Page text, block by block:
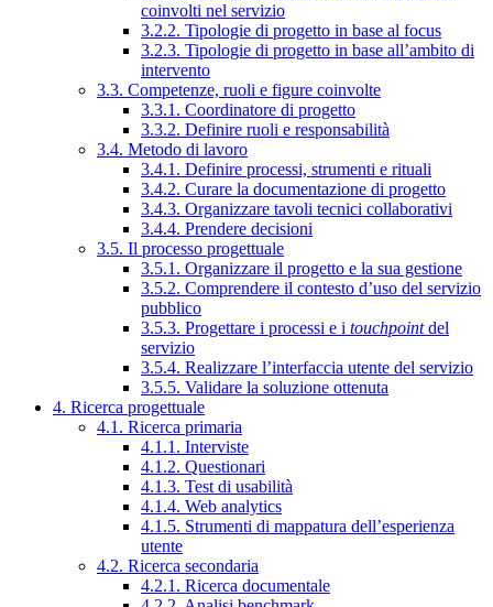
coinvolti nel servizio
3.2.2. Tipologie di progetto in base al focus
3.2.3. Tipologie di progetto in base all’ambito di
intervento
3.3. Competenze, ruoli e figure coinvolte
3.3.1. Coordinatore di progetto
3.3.2. Definire ruoli e responsabilità
3.4. Metodo di lavoro
3.4.1. Definire processi, strumenti e rituali
3.4.2. Curare la documentazione di progetto
3.4.3. Organizzare tavoli tecnici collaborativi
3.4.4. Prendere decisioni
3.5. Il processo progettuale
3.5.1. Organizzare il progetto e la sua gestione
3.5.2. Comprendere il contesto d’uso del servizio
pubblico
3.5.3. Progettare i processi e i touchpointdel
servizio
3.5.4. Realizzare l’interfaccia utente del servizio
3.5.5. Validare la soluzione ottenuta
4. Ricerca progettuale
4.1. Ricerca primaria
4.1.1. Interviste
4.1.2. Questionari
4.1.3. Test di usabilità
4.1.4. Web analytics
4.1.5. Strumenti di mappatura dell’esperienza
utente
4.2. Ricerca secondaria
4.2.1. Ricerca documentale